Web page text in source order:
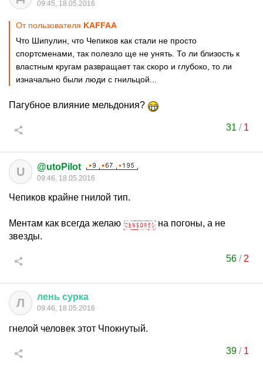
09:45, 18.05.2016
От пользователя KAFFAA
Что Шипулин, что Чепиков как стали не просто
спортсменами, так полезло ще не унять. То ли близость к
властным кругам развращает так скоро и глубоко, то ли
изначально были люди с гнильцой...
Пагубное влияние мельдония?
31 / 1
U @utoPilot
09:46, 18.05.2016
Чепиков крайне гнилой тип.
Ментам как всегда желаю
на погоны, а не
звезды.
56 / 2
Л лень сурка
09:46, 18.05.2016
гнелой человек этот Чпокнутый.
39 / 1